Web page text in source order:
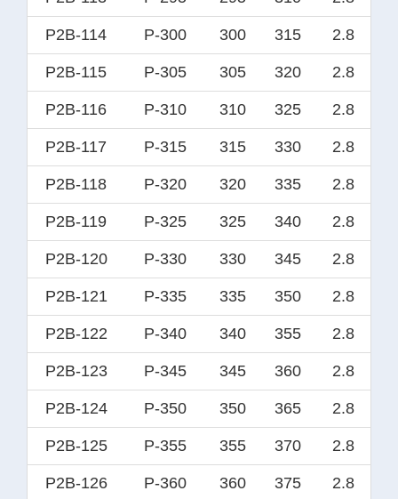
P2B-114 P-300 300 315 2.8
P2B-115 P-305 305 320 2.8
P2B-116 P-310 310 325 2.8
P2B-117 P-315 315 330 2.8
P2B-118 P-320 320 335 2.8
P2B-119 P-325 325 340 2.8
P2B-120 P-330 330 345 2.8
P2B-121 P-335 335 350 2.8
P2B-122 P-340 340 355 2.8
P2B-123 P-345 345 360 2.8
P2B-124 P-350 350 365 2.8
P2B-125 P-355 355 370 2.8
P2B-126 P-360 360 375 2.8